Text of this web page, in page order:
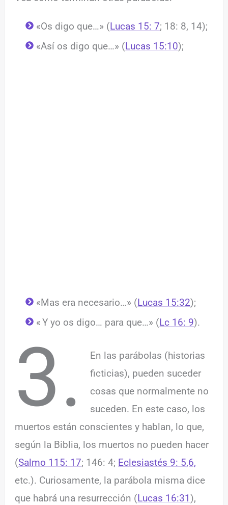
«Os digo que…» (Lucas 15: 7; 18: 8, 14);
«Así os digo que…» (Lucas 15:10);
«Mas era necesario…» (Lucas 15:32);
«Y yo os digo… para que…» (Lc 16: 9).
3.
En las parábolas (historias
ficticias), pueden suceder
cosas que normalmente no
suceden. En este caso, los
muertos están conscientes y hablan, lo que,
según la Biblia, los muertos no pueden hacer
(Salmo 115: 17; 146: 4; Eclesiastés 9: 5,6,
etc.). Curiosamente, la parábola misma dice
que habrá una resurrección (Lucas 16:31),